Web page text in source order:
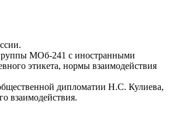
группы МОб-241 с иностранными
этикета, нормы взаимодействия
дипломатии Н.С. Кулиева,
взаимодействия.